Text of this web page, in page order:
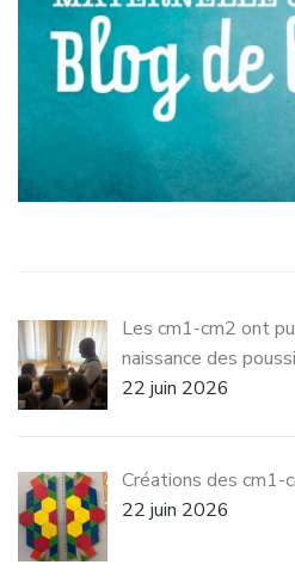
Les cm1-cm2 ont
naissance des
22 juin 2026
Créations des cm1-
22 juin 2026